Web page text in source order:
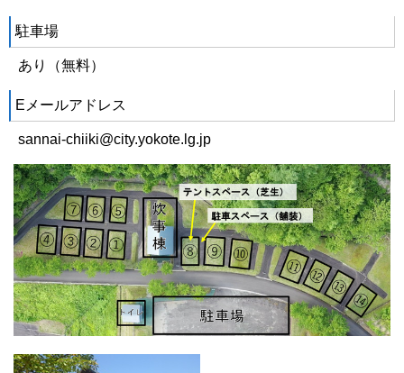
駐車場
あり（無料）
Eメールアドレス
sannai-chiiki@city.yokote.lg.jp